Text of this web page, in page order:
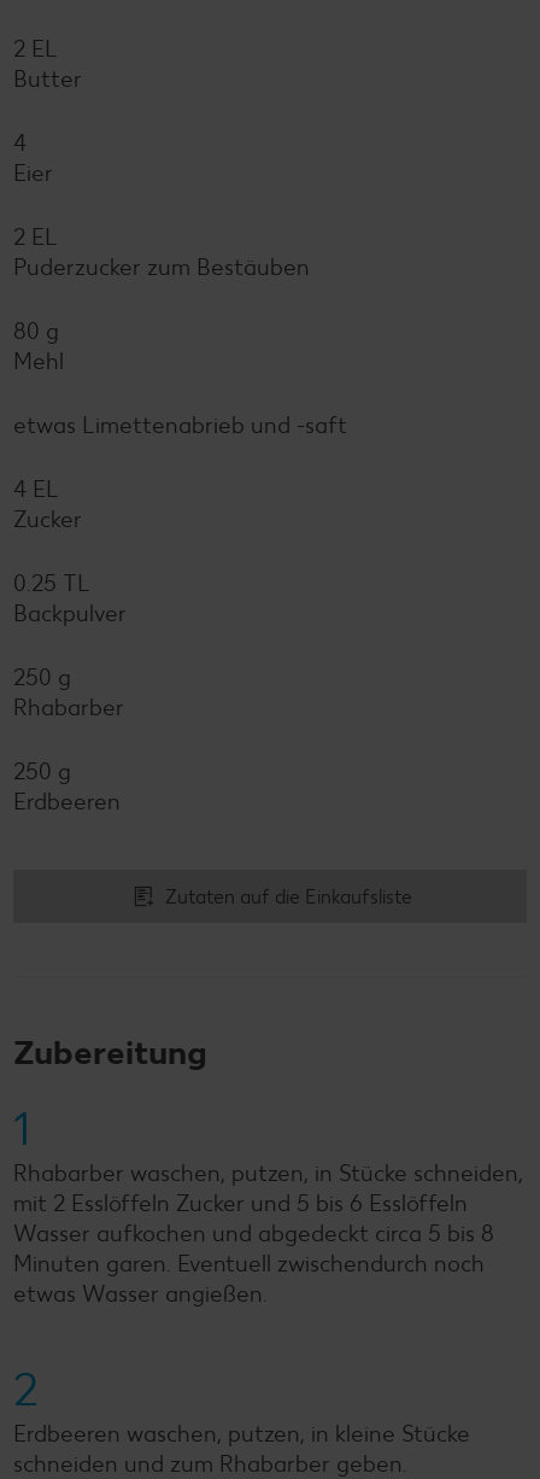
2 EL
Butter
4
Eier
2 EL
Puderzucker zum Bestäuben
80 g
Mehl
etwas Limettenabrieb und -saft
4 EL
Zucker
0.25 TL
Backpulver
250 g
Rhabarber
250 g
Erdbeeren
Zutaten auf die Einkaufsliste
Zubereitung
1
Rhabarber waschen, putzen, in Stücke schneiden,
mit 2 Esslöffeln Zucker und 5 bis 6 Esslöffeln
Wasser aufkochen und abgedeckt circa 5 bis 8
Minuten garen. Eventuell zwischendurch noch
etwas Wasser angießen.
2
Erdbeeren waschen, putzen, in kleine Stücke
schneiden und zum Rhabarber geben.